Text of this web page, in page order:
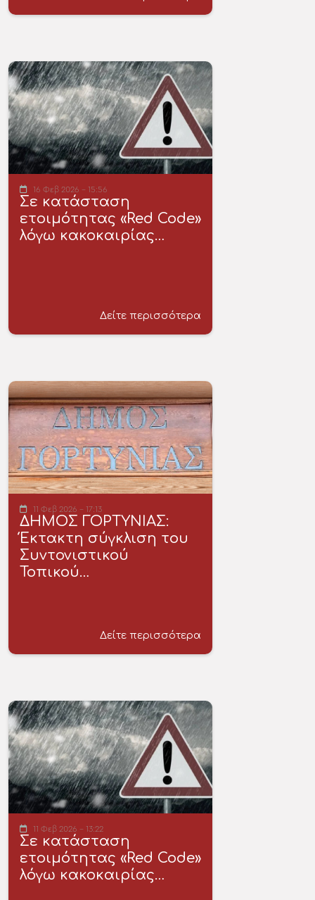
16 Φεβ 2026 - 15:56
Σε κατάσταση
ετοιμότητας «Red Code»
λόγω κακοκαιρίας…
Δείτε περισσότερα
11 Φεβ 2026 - 17:13
ΔΗΜΟΣ ΓΟΡΤΥΝΙΑΣ:
Έκτακτη σύγκλιση του
Συντονιστικού
Τοπικού…
Δείτε περισσότερα
11 Φεβ 2026 - 13:22
Σε κατάσταση
ετοιμότητας «Red Code»
λόγω κακοκαιρίας…